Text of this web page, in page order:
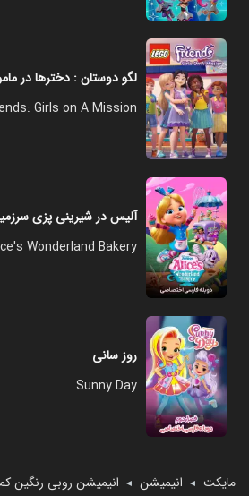
لگو دوستان : دخترها در
Girls on A Mission
آلیس در شیرینی پزی
Wonderland Bakery
روز سانی
Sunny Day
مایکت ◄ انیمیشن ◄ انیمیشن روبی رنگین